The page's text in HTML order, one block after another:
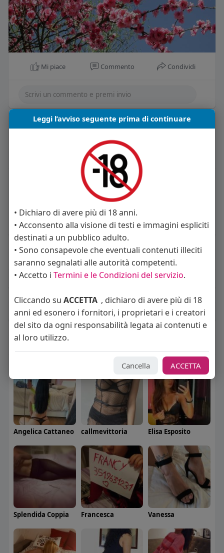
Mi piace Commento Condividi
Carica piu notizie
Informazioni Utente
44 anni
Vive in Italia
Sto cercando: donne
Album(0)
Seguiti (32)
Angelica Cattaneo callmevittoria Elisa Esposito
Splendida Coppia Francesca Vanessa
Leggi l’avviso seguente prima di continuare
• Dichiaro di avere più di 18 anni.
• Acconsento alla visione di testi e immagini espliciti
destinati a un pubblico adulto.
• Sono consapevole che eventuali contenuti illeciti
saranno segnalati alle autorità competenti.
• Accetto i Termini e le Condizioni del servizio.
Cliccando su ACCETTA , dichiaro di avere più di 18
anni ed esonero i fornitori, i proprietari e i creatori
del sito da ogni responsabilità legata ai contenuti e
al loro utilizzo.
Cancella ACCETTA